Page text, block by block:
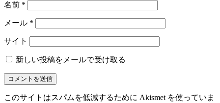
名前 *
メール *
サイト
新しい投稿をメールで受け取る
このサイトはスパムを低減するために Akismet を使っていま